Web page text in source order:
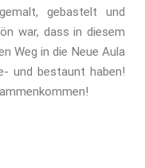
gebastelt und
war, dass in diesem
Weg in die Neue Aula
und bestaunt haben!